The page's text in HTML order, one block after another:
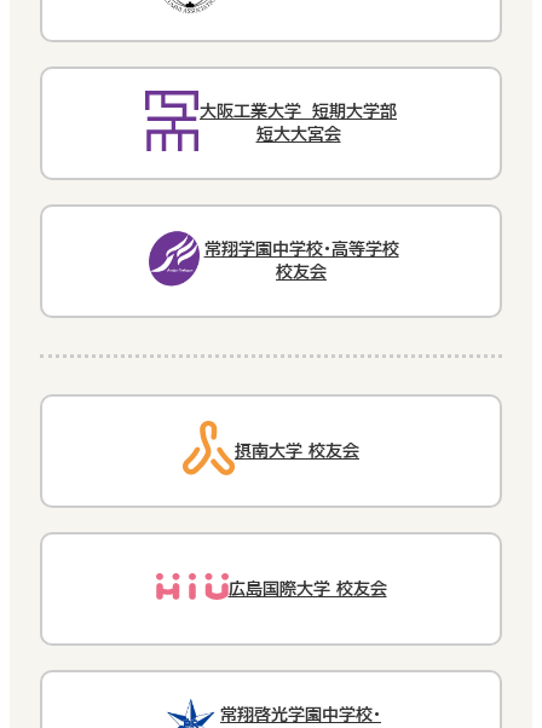
大阪工業大学 短期大学部
短大大宮会
常翔学園中学校・高等学校
校友会
摂南大学 校友会
広島国際大学 校友会
常翔啓光学園中学校・